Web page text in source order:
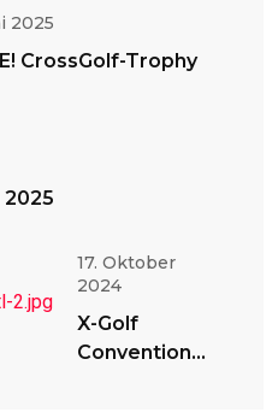
2025
CrossGolf-Trophy
17. Oktober
2024
X-Golf
Convention